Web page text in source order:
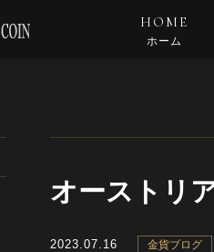
HOME
ホーム
オーストリ
2023.07.16 金貨ブログ